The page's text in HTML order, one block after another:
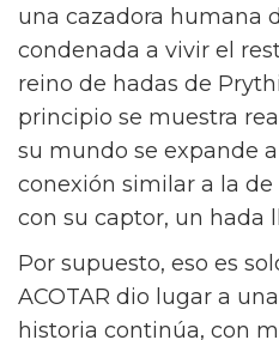
ambientadas en un
grandes castillos,
llenos de dragones.
Oh, y hadas —muchas
ejemplo
subgénero es 'A Court
Sarah J. Maas. La
una cazadora humana
condenada a vivir el
reino de hadas de